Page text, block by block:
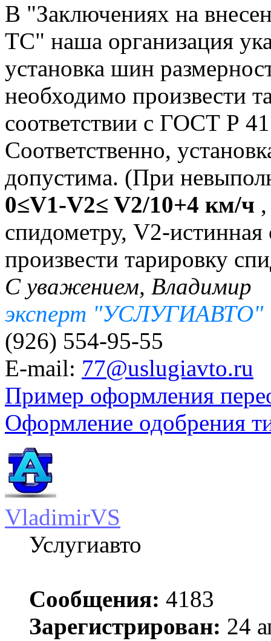
В "Заключениях на
ТС" наша организация
установка шин
необходимо произвести
соответствии с ГОСТ Р
Соответственно,
допустима. (При
0≤V1-V2≤ V2/10+4 км/ч
спидометру, V2-
произвести тарировку
С уважением, Владимир
эксперт "УСЛУГИАВТО"
(926) 554-95-55
E-mail: 77@uslugiavto.ru
Пример оформления
Оформление одобрения
VladimirVS
Услугиавто
Сообщения: 4183
Зарегистрирован: 24